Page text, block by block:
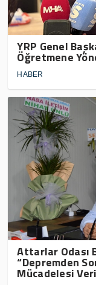
YRP Genel
Öğretmene
HABER
Attarlar Odası
“Depremden
Mücadelesi